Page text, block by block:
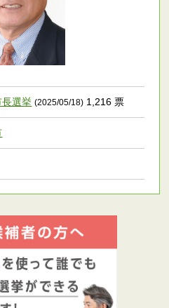
長選挙 (2025/05/18) 1,216 票